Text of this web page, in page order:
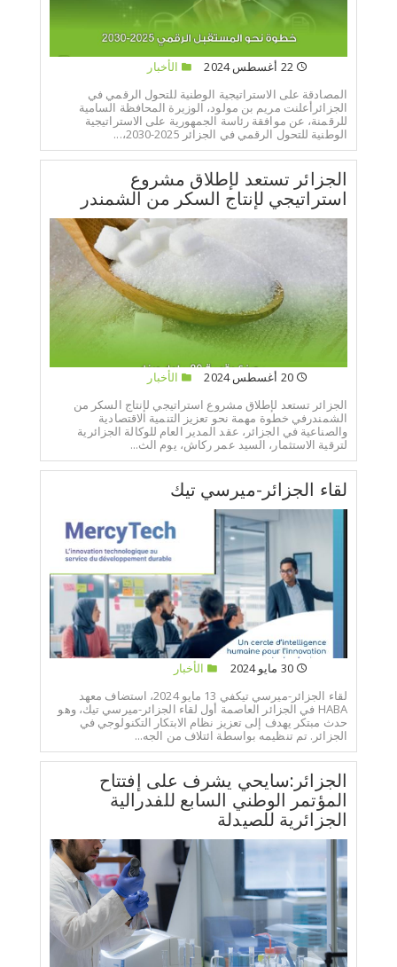
22 أغسطس 2024
الأخبار
المصادقة على الاستراتيجية الوطنية للتحول الرقمي في
الجزائرأعلنت مريم بن مولود، الوزيرة المحافظة السامية
للرقمنة، عن موافقة رئاسة الجمهورية على الاستراتيجية
الوطنية للتحول الرقمي في الجزائر 2025-2030،...
الجزائر تستعد لإطلاق مشروع
استراتيجي لإنتاج السكر من الشمندر
20 أغسطس 2024
الأخبار
الجزائر تستعد لإطلاق مشروع استراتيجي لإنتاج السكر من
الشمندرفي خطوة مهمة نحو تعزيز التنمية الاقتصادية
والصناعية في الجزائر، عقد المدير العام للوكالة الجزائرية
لترقية الاستثمار، السيد عمر ركاش، يوم الث...
لقاء الجزائر-ميرسي تيك
30 مايو 2024
الأخبار
لقاء الجزائر-ميرسي تيكفي 13 مايو 2024، استضاف معهد
HABA في الجزائر العاصمة أول لقاء الجزائر-ميرسي تيك، وهو
حدث مبتكر يهدف إلى تعزيز نظام الابتكار التكنولوجي في
الجزائر. تم تنظيمه بواسطة ائتلاف من الجه...
الجزائر:سايحي يشرف على إفتتاح
المؤتمر الوطني السابع للفدرالية
الجزائرية للصيدلة